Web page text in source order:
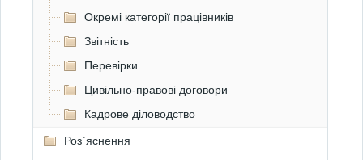
Окремі категорії працівників
Звітність
Перевірки
Цивільно-правові договори
Кадрове діловодство
Роз`яснення